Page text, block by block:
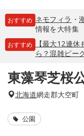
おすすめ ネモフィラ ・
情報を大特集
おすすめ
【最大12連
ら？混雑ピー
東藻琴芝桜
北海道網走郡大空町
公園